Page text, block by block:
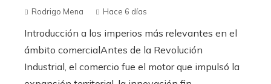
Rodrigo Mena Hace 6 días
Introducción a los imperios más relevantes en el
ámbito comercialAntes de la Revolución
Industrial, el comercio fue el motor que impulsó la